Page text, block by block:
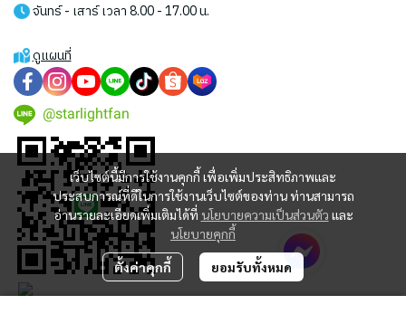
เว็บไซต์นี้มีการใช้งานคุกกี้ เพื่อเพิ่มประสิทธิภาพและ
ประสบการณ์ที่ดีในการใช้งานเว็บไซต์ของท่าน ท่านสามารถ
อ่านรายละเอียดเพิ่มเติมได้ที่ นโยบายความเป็นส่วนตัว และ
นโยบายคุกกี้
ตั้งค่าคุกกี้ ยอมรับทั้งหมด
จันทร์ - เสาร์ เวลา 8.00 - 17.00 น.
ดูแผนที่
@starlightfan